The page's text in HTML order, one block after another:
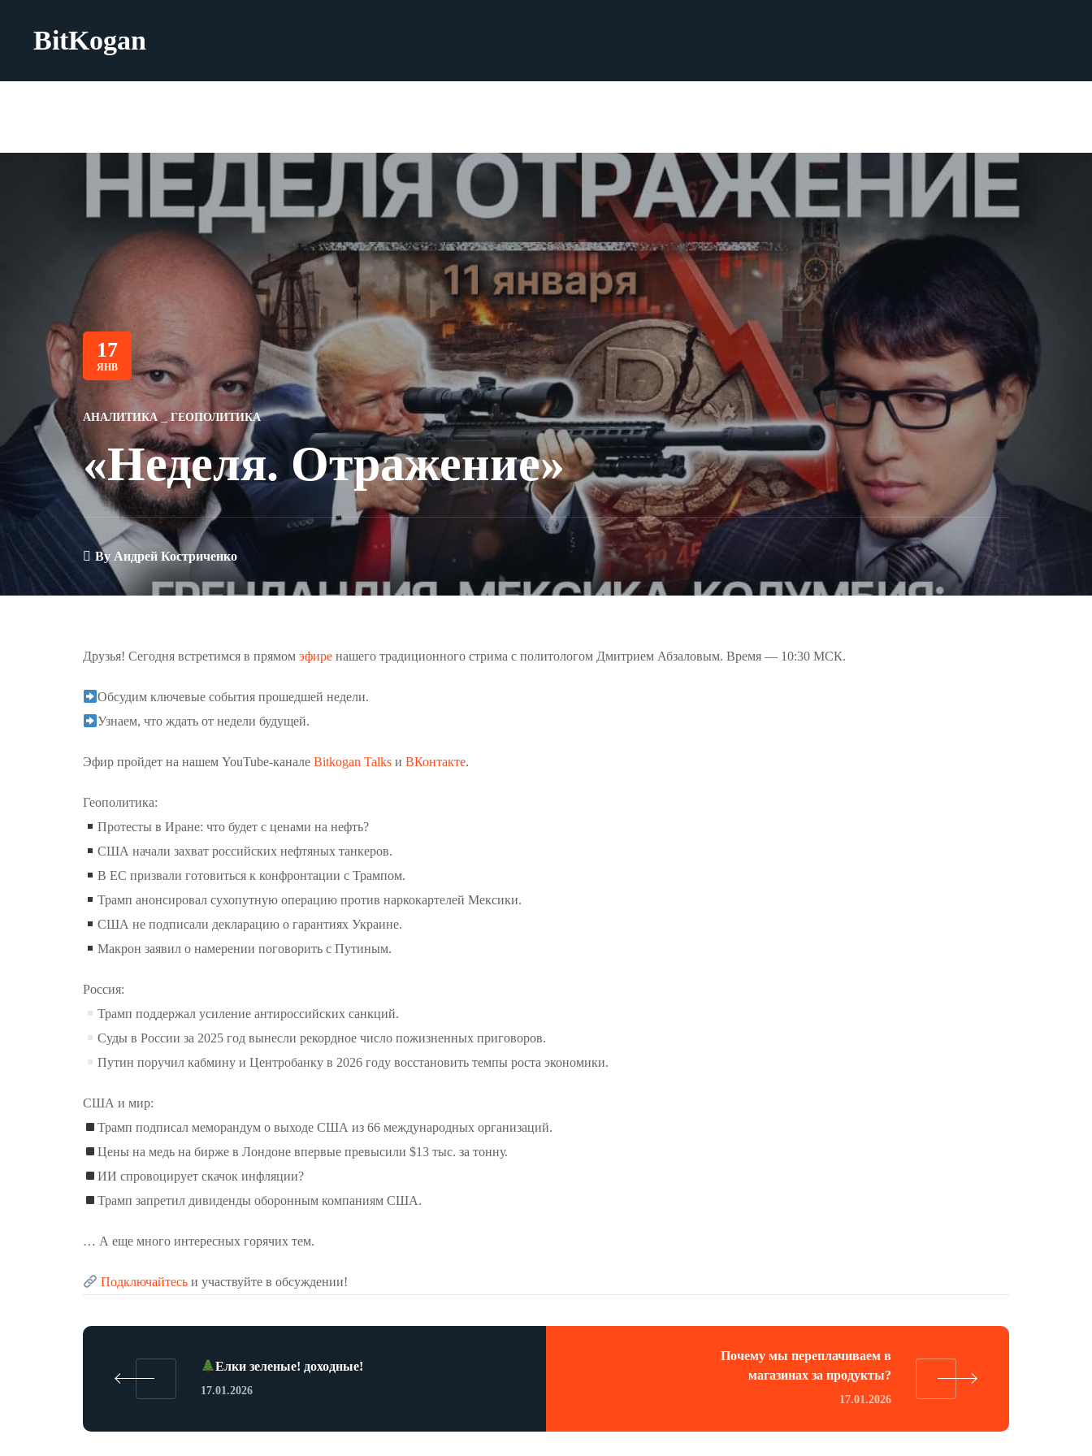
BitKogan
17
ЯНВ
АНАЛИТИКА ГЕОПОЛИТИКА
«Неделя. Отражение»
By Андрей Костриченко
Друзья! Сегодня встретимся в прямом эфире нашего традиционного стрима с политологом Дмитрием Абзаловым. Время — 10:30 МСК.
Обсудим ключевые события прошедшей недели.
Узнаем, что ждать от недели будущей.
Эфир пройдет на нашем YouTube-канале Bitkogan Talks и ВКонтакте.
Геополитика:
Протесты в Иране: что будет с ценами на нефть?
США начали захват российских нефтяных танкеров.
В ЕС призвали готовиться к конфронтации с Трампом.
Трамп анонсировал сухопутную операцию против наркокартелей Мексики.
США не подписали декларацию о гарантиях Украине.
Макрон заявил о намерении поговорить с Путиным.
Россия:
Трамп поддержал усиление антироссийских санкций.
Суды в России за 2025 год вынесли рекордное число пожизненных приговоров.
Путин поручил кабмину и Центробанку в 2026 году восстановить темпы роста экономики.
США и мир:
Трамп подписал меморандум о выходе США из 66 международных организаций.
Цены на медь на бирже в Лондоне впервые превысили $13 тыс. за тонну.
ИИ спровоцирует скачок инфляции?
Трамп запретил дивиденды оборонным компаниям США.
… А еще много интересных горячих тем.
Подключайтесь и участвуйте в обсуждении!
Елки зеленые! доходные!
17.01.2026
Почему мы переплачиваем в
магазинах за продукты?
17.01.2026